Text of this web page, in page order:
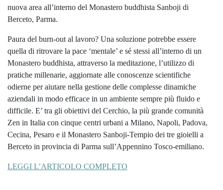
nuova area all’interno del Monastero buddhista Sanboji di
Berceto, Parma.
Paura del burn-out al lavoro? Una soluzione potrebbe essere
quella di ritrovare la pace ‘mentale’ e sé stessi all’interno di un
Monastero buddhista, attraverso la meditazione, l’utilizzo di
pratiche millenarie, aggiornate alle conoscenze scientifiche
odierne per aiutare nella gestione delle complesse dinamiche
aziendali in modo efficace in un ambiente sempre più fluido e
difficile. E’ tra gli obiettivi del Cerchio, la più grande comunità
Zen in Italia con cinque centri urbani a Milano, Napoli, Padova,
Cecina, Pesaro e il Monastero Sanboji-Tempio dei tre gioielli a
Berceto in provincia di Parma sull’Appennino Tosco-emiliano.
LEGGI L’ARTICOLO COMPLETO